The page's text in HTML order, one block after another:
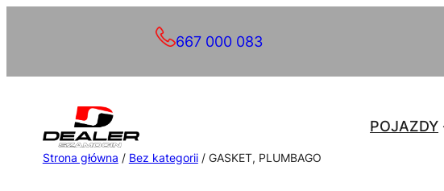
667 000 083
POJAZDY
Strona główna / Bez kategorii/ GASKET, PLUMBAGO